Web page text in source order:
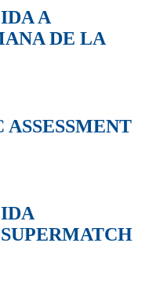
A
DE LA
ASSESSMENT